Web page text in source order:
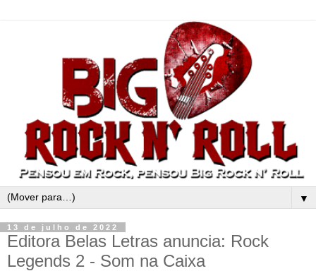
▼
13 de julho de 2022
Editora Belas Letras anuncia: Rock
Legends 2 - Som na Caixa